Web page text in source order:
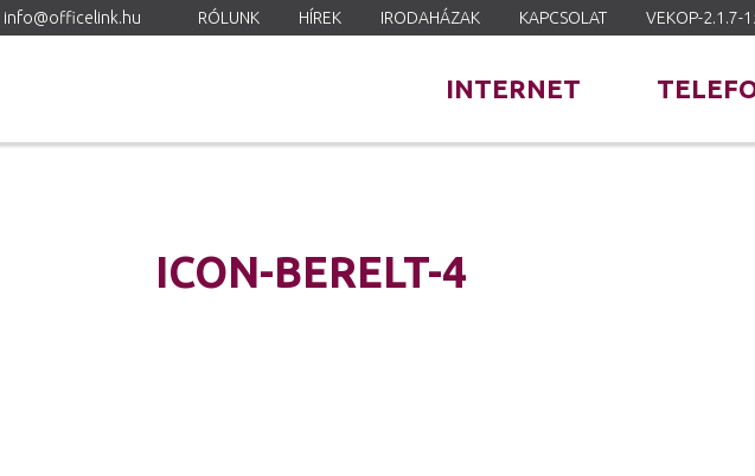
info@officelink.hu RÓLUNK HÍREK IRODAHÁZAK KAPCSOLAT VEKOP-2.1.7-
INTERNET
ICON-BERELT-4